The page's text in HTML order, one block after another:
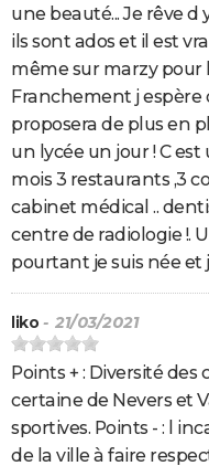
une beauté... Je rêve
ils sont ados et il est
même sur marzy pour
Franchement j espère
proposera de plus en
un lycée un jour ! C
mois 3 restaurants ,3
cabinet médical ..
centre de radiologie !.
pourtant je suis née et
liko - 21/03/2021
Points + : Diversité
certaine de Nevers et
sportives. Points - : l
de la ville à faire